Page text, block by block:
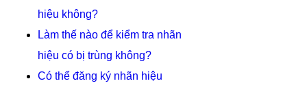
hiệu không?
Làm thế nào để kiểm tra nhãn
hiệu có bị trùng không?
Có thể đăng ký nhãn hiệu